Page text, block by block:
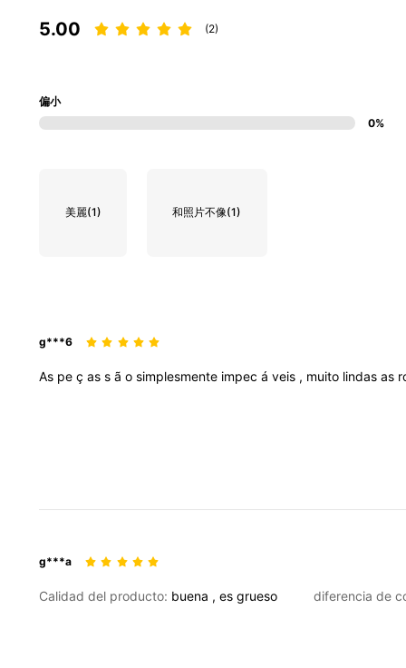
5.00 (2)
偏小
0%
美麗(1) 和照片不像(1)
g***6
As pe ç as s ã o simplesmente impec á veis , muito lindas as
g***a
Calidad del producto: buena , es grueso diferencia de